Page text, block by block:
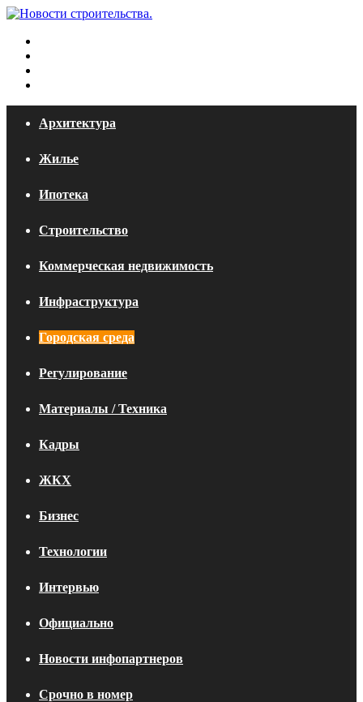
Архитектура
Жилье
Ипотека
Строительство
Коммерческая недвижимость
Инфраструктура
Городская среда
Регулирование
Материалы / Техника
Кадры
ЖКХ
Бизнес
Технологии
Интервью
Официально
Новости инфопартнеров
Срочно в номер